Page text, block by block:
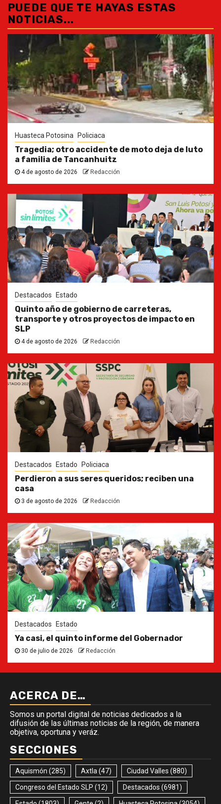
PUEDE QUE TE HAYAS ESTAS
NOTICIAS...
Huasteca Potosina Policiaca
Tragedia; otro accidente de moto deja de luto
a familia de Tancanhuitz
4 de agosto de 2026 Redacción
Destacados Estado
Quinto año de gobierno de carreteras,
transporte y otros proyectos de impacto en
SLP
4 de agosto de 2026 Redacción
Destacados Estado Policiaca
Perdieron a sus seres queridos; reciben una
casa
3 de agosto de 2026 Redacción
Destacados Estado
Ya casi, el quinto informe del Gobernador
30 de julio de 2026 Redacción
ACERCA DE…
Somos un portal digital de noticias dedicados a la
difusión de las últimas noticias de la región, de manera
objetiva, oportuna y veráz.
SECCIONES
Aquismón (285) Axtla (47) Ciudad Valles (880)
Congreso del Estado SLP (12) Destacados (6981)